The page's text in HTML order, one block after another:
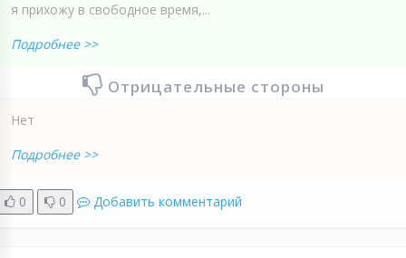
я прихожу в свободное время,...
Подробнее >>
Отрицательные стороны
Нет
Подробнее >>
0 0 Добавить комментарий